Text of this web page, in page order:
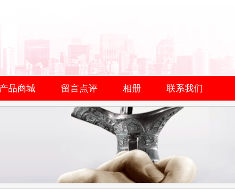
产品商城 留言点评 相册 联系我们